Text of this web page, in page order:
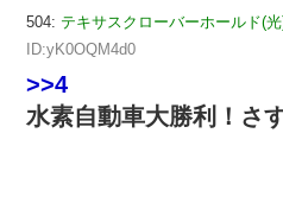
504: テキサスクローバーホールド(
ID:yK0OQM4d0
>>4
水素自動車大勝利！さ